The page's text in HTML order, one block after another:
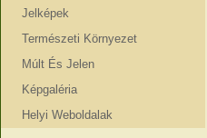
Jelképek
Természeti Környezet
Múlt És Jelen
Képgaléria
Helyi Weboldalak